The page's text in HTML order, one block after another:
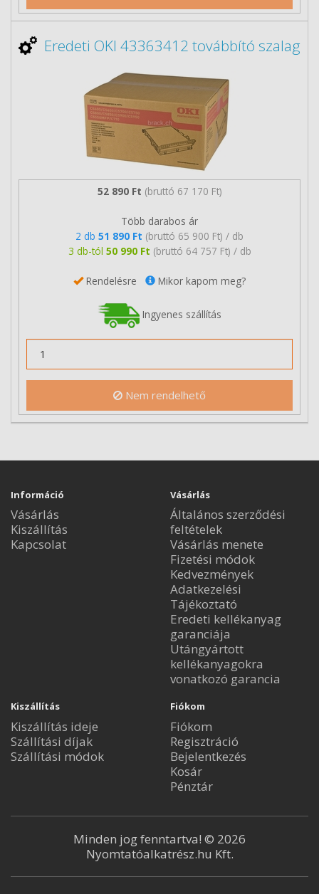
Eredeti OKI 43363412 továbbító szalag
52 890 Ft (bruttó 67 170 Ft)
Több darabos ár
2 db 51 890 Ft (bruttó 65 900 Ft) / db
3 db-tól 50 990 Ft (bruttó 64 757 Ft) / db
Rendelésre Mikor kapom meg?
Ingyenes szállítás
Nem rendelhető
Információ
Vásárlás
Kiszállítás
Kapcsolat
Vásárlás
Általános szerződési
feltételek
Vásárlás menete
Fizetési módok
Kedvezmények
Adatkezelési
Tájékoztató
Eredeti kellékanyag
garanciája
Utángyártott
kellékanyagokra
vonatkozó garancia
Kiszállítás
Kiszállítás ideje
Szállítási díjak
Szállítási módok
Fiókom
Fiókom
Regisztráció
Bejelentkezés
Kosár
Pénztár
Minden jog fenntartva! © 2026
Nyomtatóalkatrész.hu Kft.